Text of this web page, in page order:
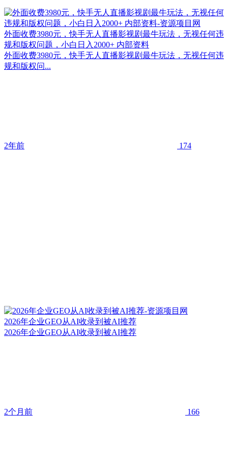
外面收费3980元，快手无人直播影视剧最牛玩法，无视任何违
规和版权问题，小白日入2000+ 内部资料
外面收费3980元，快手无人直播影视剧最牛玩法，无视任何违
规和版权问...
2年前 174
2026年企业GEO从AI收录到被AI推荐
2026年企业GEO从AI收录到被AI推荐
2个月前 166